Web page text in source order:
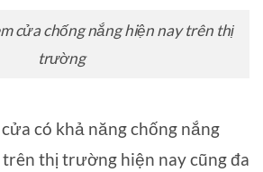
cửa chống nắng hiện nay trên thị
trường
có khả năng chống nắng
trên thị trường hiện nay cũng đa